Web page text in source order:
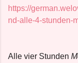
https://
nd-alle-4-stunden-
Alle vier Stunden